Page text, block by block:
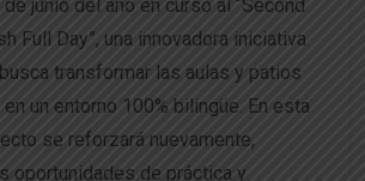
junio del año en curso al “Second
Full Day”, una innovadora iniciativa
transformar las aulas y patios
un entorno 100% bilingüe. En esta
se reforzará nuevamente,
oportunidades de práctica y